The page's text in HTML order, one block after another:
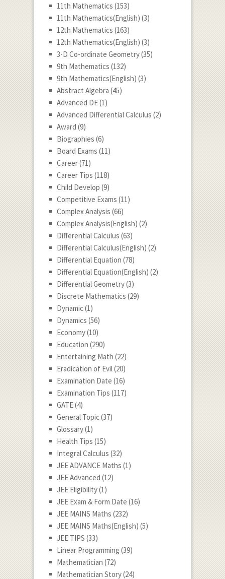
11th Mathematics (153)
11th Mathematics(English) (3)
12th Mathematics (163)
12th Mathematics(English) (3)
3-D Co-ordinate Geometry(35)
9th Mathematics (132)
9th Mathematics(English) (3)
Abstract Algebra (45)
Advanced DE(1)
Advanced Differential Calculus (2)
Award (9)
Biographies (6)
Board Exams (11)
Career(71)
Career Tips (118)
Child Develop (9)
Competitive Exams (11)
Complex Analysis (66)
Complex Analysis(English) (2)
Differential Calculus (63)
Differential Calculus(English) (2)
Differential Equation (78)
Differential Equation(English) (2)
Differential Geometry(3)
Discrete Mathematics (29)
Dynamic(1)
Dynamics (56)
Economy(10)
Education (290)
Entertaining Math (22)
Eradication of Evil(20)
Examination Date (16)
Examination Tips (117)
GATE(4)
General Topic(37)
Glossary(1)
Health Tips (15)
Integral Calculus (32)
JEE ADVANCE Maths (1)
JEE Advanced (12)
JEE Eligibility(1)
JEE Exam & Form Date (16)
JEE MAINS Maths (232)
JEE MAINS Maths(English) (5)
JEE TIPS (33)
Linear Programming (39)
Mathematician (72)
Mathematician Story(24)